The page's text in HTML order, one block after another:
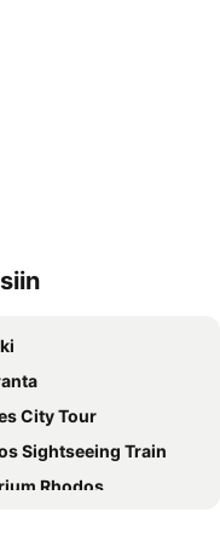
City Tour
Sightseeing Train
Rhodos